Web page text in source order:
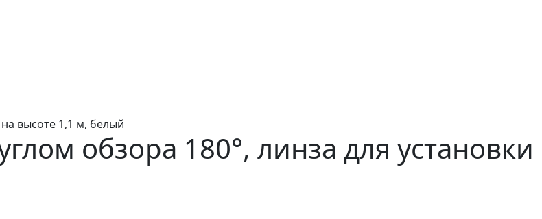
на высоте 1,1 м, белый
обзора 180°, линза для установки